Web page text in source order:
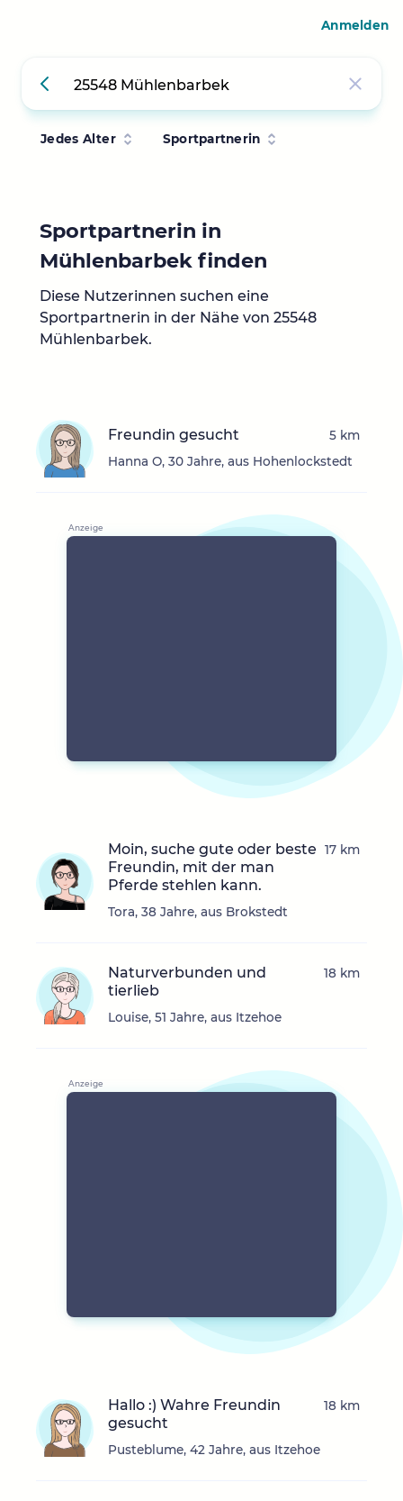
Jedes Alter Sportpartnerin
Sportpartnerin in
Mühlenbarbek finden
Diese Nutzerinnen suchen eine
Sportpartnerin in der Nähe von 25548
Mühlenbarbek.
Freundin gesucht
Hanna O, 30 Jahre, aus Hohenlockstedt
5 km
Moin, suche gute oder beste
Freundin, mit der man
Pferde stehlen kann.
Tora, 38 Jahre, aus Brokstedt
17 km
Naturverbunden und
tierlieb
Louise, 51 Jahre, aus Itzehoe
18 km
Hallo :) Wahre Freundin
gesucht
Pusteblume, 42 Jahre, aus Itzehoe
18 km
Anmelden